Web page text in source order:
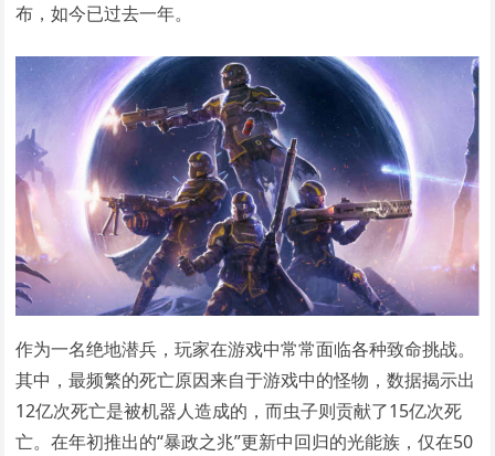
布，如今已过去一年。
作为一名绝地潜兵，玩家在游戏中常常面临各种致命挑战。
其中，最频繁的死亡原因来自于游戏中的怪物，数据揭示出
12亿次死亡是被机器人造成的，而虫子则贡献了15亿次死
亡。在年初推出的“暴政之兆”更新中回归的光能族，仅在50